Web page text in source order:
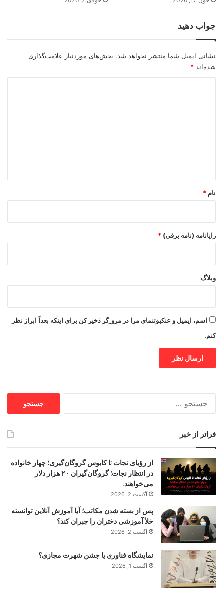
جواب دهید
نشانی ایمیل شما منتشر نخواهد شد. بخش‌های موردنیاز علامت‌گذاری
شده‌اند *
نام *
رایانامه (نامه برقی) *
وبلاگ
اسم، ایمیل و عنکبوتنمای مرا در مرورگر ذخیر کن برای اینکه بعداً ابراز نظر
کنم.
فراتر از خبر
از رؤیای نجات تا کابوس گروگان‌گیری؛ چهار خانواده
در انتظار نجات؛ گروگان‌گیران ۲۰ هزار دلار
می‌خواهند.
آگست 2, 2026
پس از بسته شدن مکاتب؛ آیا آموزش آنلاین توانسته
خلأ آموزشی دختران را جبران کند؟
آگست 2, 2026
نمایشگاه فناوری یا جشن شهرت مجازی؟
آگست 1, 2026